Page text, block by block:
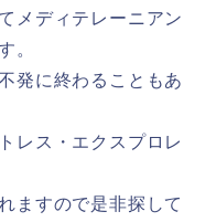
メディテレーニアン
。
発に終わることもあ
レス・エクスプロレ
ますので是非探して